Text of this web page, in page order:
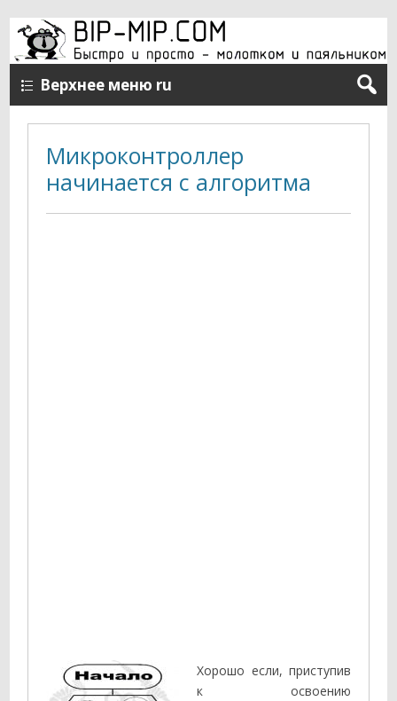
Верхнее меню ru
Микроконтроллер
начинается с алгоритма
Хорошо если, приступив
к освоению